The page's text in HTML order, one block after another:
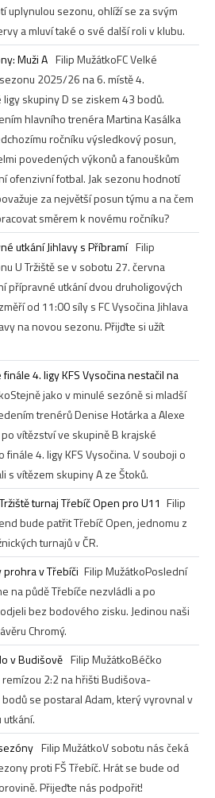
uplynulou sezonu, ohlíží se za svým
a mluví také o své další roli v klubu.
Muži A Filip MužátkoFC Velké
2025/26 na 6. místě 4.
skupiny D se ziskem 43 bodů.
hlavního trenéra Martina Kasálka
ročníku výsledkový posun,
povedených výkonů a fanouškům
ofenzivní fotbal. Jak sezonu hodnotí
za největší posun týmu a na čem
směrem k novému ročníku?
utkání Jihlavy s Příbramí Filip
U Tržiště se v sobotu 27. června
přípravné utkání dvou druholigových
od 11:00 síly s FC Vysočina Jihlava
na novou sezonu. Přijďte si užít
4. ligy KFS Vysočina nestačil na
Stejně jako v minulé sezóně si mladší
trenérů Denise Hotárka a Alexe
vítězství ve skupině B krajské
finále 4. ligy KFS Vysočina. V souboji o
s vítězem skupiny A ze Štoků.
turnaj Třebíč Open pro U11 Filip
bude patřit Třebíč Open, jednomu z
turnajů v ČR.
v Třebíči Filip MužátkoPoslední
na půdě Třebíče nezvládli a po
bez bodového zisku. Jedinou naši
Chromý.
v Budišově Filip MužátkoBéčko
2:2 na hřišti Budišova-
bodů se postaral Adam, který vyrovnal v
utkání.
Filip MužátkoV sobotu nás čeká
proti FŠ Třebíč. Hrát se bude od
Přijeďte nás podpořit!